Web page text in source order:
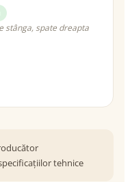
stânga, spate dreapta
tehnice